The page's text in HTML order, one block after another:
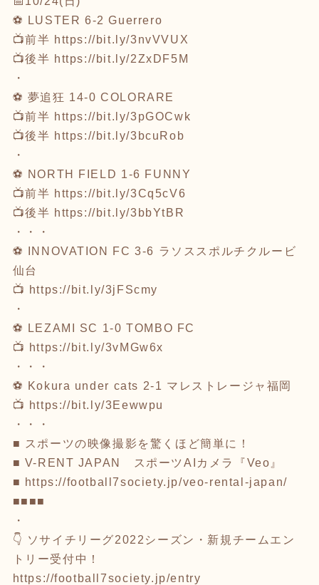
⚽ LUSTER 6-2 Guerrero
📺前半 https://bit.ly/3nvVVUX
📺後半 https://bit.ly/2ZxDF5M
・
⚽ 夢追狂 14-0 COLORARE
📺前半 https://bit.ly/3pGOCwk
📺後半 https://bit.ly/3bcuRob
・
⚽ NORTH FIELD 1-6 FUNNY
📺前半 https://bit.ly/3Cq5cV6
📺後半 https://bit.ly/3bbYtBR
・・・
⚽ INNOVATION FC 3-6 ラソススポルチクルービ
仙台
📺 https://bit.ly/3jFScmy
・
⚽ LEZAMI SC 1-0 TOMBO FC
📺 https://bit.ly/3vMGw6x
・・・
⚽ Kokura under cats 2-1 マレストレージャ福岡
📺 https://bit.ly/3Eewwpu
・・・
■ スポーツの映像撮影を驚くほど簡単に！
■ V-RENT JAPAN スポーツAIカメラ『Veo』
■ https://football7society.jp/veo-rental-japan/
■■■■
・
👇 ソサイチリーグ2022シーズン・新規チームエン
トリー受付中！
https://football7society.jp/entry